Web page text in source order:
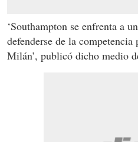
‘Southampton se enfrenta a
defenderse de la
Milán’, publicó dicho medio